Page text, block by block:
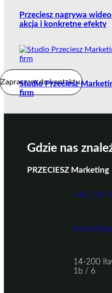
Przeciesz nagrywa
akcja i konkretne efekty
Studio Przeciesz
firm
Gdzie nas
PRZECIESZ Marketing
+48 739
14-200
1b / 6
Zapraszam do kontaktu.